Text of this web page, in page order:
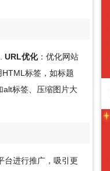
URL优化：优化网站
HTML标签，如标题
alt标签、压缩图片大
台进行推广，吸引更